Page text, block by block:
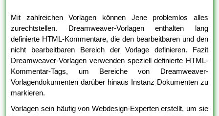
Mit zahlreichen Vorlagen können Jene problemlos alles
zurechtstellen. Dreamweaver-Vorlagen enthalten lang
definierte HTML-Kommentare, die den bearbeitbaren und den
nicht bearbeitbaren Bereich der Vorlage definieren. Fazit
Dreamweaver-Vorlagen verwenden speziell definierte HTML-
Kommentar-Tags, um Bereiche von Dreamweaver-
Vorlagendokumenten darüber hinaus Instanz Dokumenten zu
markieren.
Vorlagen sein häufig von Webdesign-Experten erstellt, um sie